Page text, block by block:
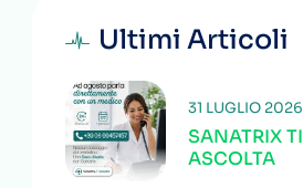
Ultimi Articoli
SANATRIX TI
ASCOLTA
31 LUGLIO 2026